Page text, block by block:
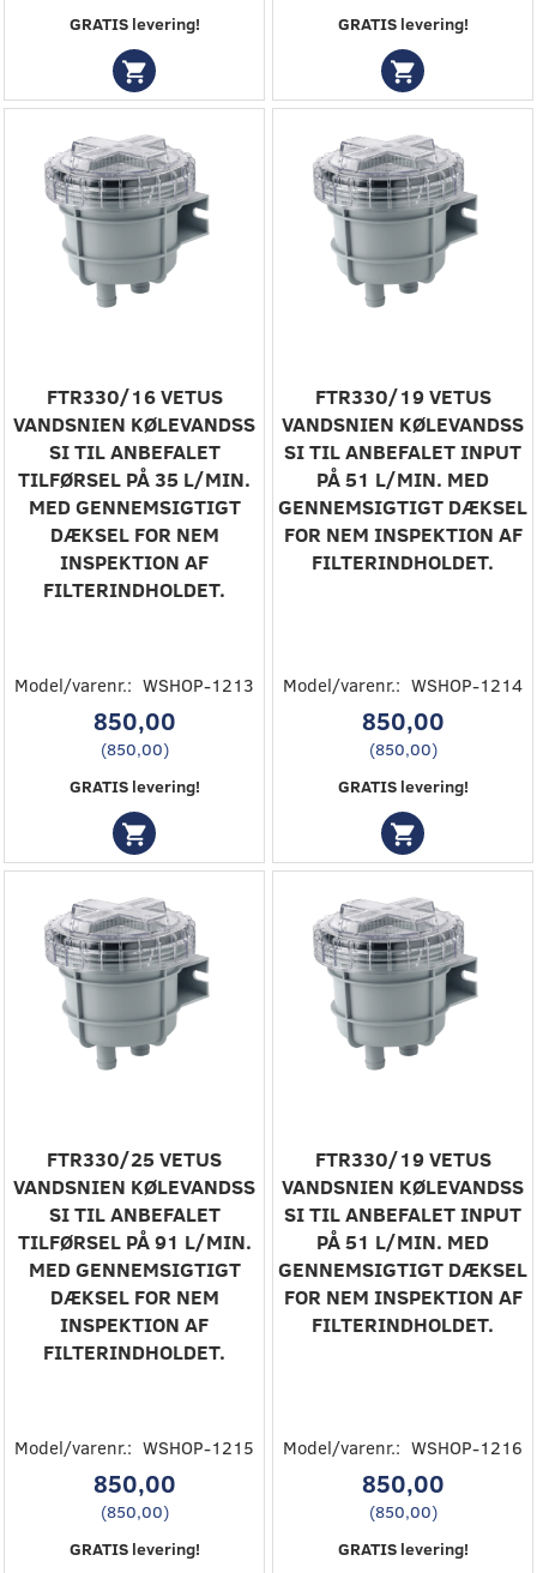
GRATIS levering!
GRATIS levering!
FTR330/16 VETUS
VANDSNIEN KØLEVANDSS
SI TIL ANBEFALET
TILFØRSEL PÅ 35 L/MIN.
MED GENNEMSIGTIGT
DÆKSEL FOR NEM
INSPEKTION AF
FILTERINDHOLDET.
Model/varenr.: WSHOP-1213
850,00
(850,00)
GRATIS levering!
FTR330/19 VETUS
VANDSNIEN KØLEVANDSS
SI TIL ANBEFALET INPUT
PÅ 51 L/MIN. MED
GENNEMSIGTIGT DÆKSEL
FOR NEM INSPEKTION AF
FILTERINDHOLDET.
Model/varenr.: WSHOP-1214
850,00
(850,00)
GRATIS levering!
FTR330/25 VETUS
VANDSNIEN KØLEVANDSS
SI TIL ANBEFALET
TILFØRSEL PÅ 91 L/MIN.
MED GENNEMSIGTIGT
DÆKSEL FOR NEM
INSPEKTION AF
FILTERINDHOLDET.
Model/varenr.: WSHOP-1215
850,00
(850,00)
GRATIS levering!
FTR330/19 VETUS
VANDSNIEN KØLEVANDSS
SI TIL ANBEFALET INPUT
PÅ 51 L/MIN. MED
GENNEMSIGTIGT DÆKSEL
FOR NEM INSPEKTION AF
FILTERINDHOLDET.
Model/varenr.: WSHOP-1216
850,00
(850,00)
GRATIS levering!